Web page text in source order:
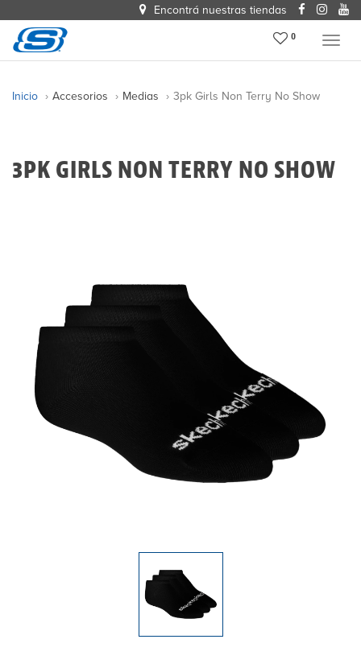
Encontrá nuestras tiendas
Menu
0
Inicio Accesorios Medias 3pk Girls Non Terry No Show
3PK GIRLS NON TERRY NO SHOW